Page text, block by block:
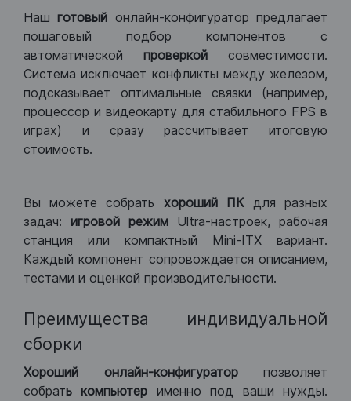
Нашготовый онлайн-конфигуратор предлагает
пошаговый подбор компонентов с
автоматической проверкой совместимости.
Система исключает конфликты между железом,
подсказывает оптимальные связки (например,
процессор и видеокарту для стабильного FPS в
играх) и сразу рассчитывает итоговую
стоимость.
Вы можете собрать хороший ПКдля разных
задач: игровой режим Ultra-настроек, рабочая
станция или компактный Mini-ITX вариант.
Каждый компонент сопровождается описанием,
тестами и оценкой производительности.
Преимущества индивидуальной
сборки
Хороший онлайн-конфигураторпозволяет
собрать компьютер именно под ваши нужды.